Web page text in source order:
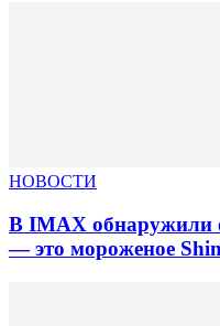
НОВОСТИ
В IMAX обнаружили
— это мороженое